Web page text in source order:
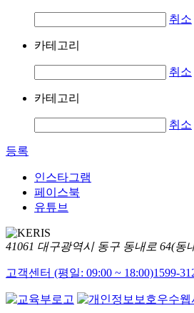
취소
카테고리
취소
카테고리
취소
등록
인스타그램
페이스북
유튜브
41061 대구광역시 동구 동내로 64(동
고객센터 (평일: 09:00 ~ 18:00)1599-